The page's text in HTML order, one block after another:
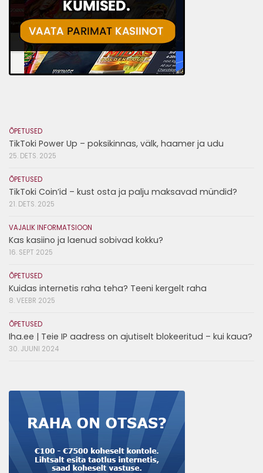
ÕPETUSED
TikToki Power Up – poksikinnas, välk, haamer ja udu
25. DETS. 2025
ÕPETUSED
TikToki Coin’id – kust osta ja palju maksavad mündid?
21. DETS. 2025
VAJALIK INFORMATSIOON
Kas kasiino ja laenud sobivad kokku?
16. SEPT 2025
ÕPETUSED
Kuidas internetis raha teha? Teeni kergelt raha
8. VEEBR 2025
ÕPETUSED
Iha.ee | Teie IP aadress on ajutiselt blokeeritud – kui kaua?
30. JUUNI 2024